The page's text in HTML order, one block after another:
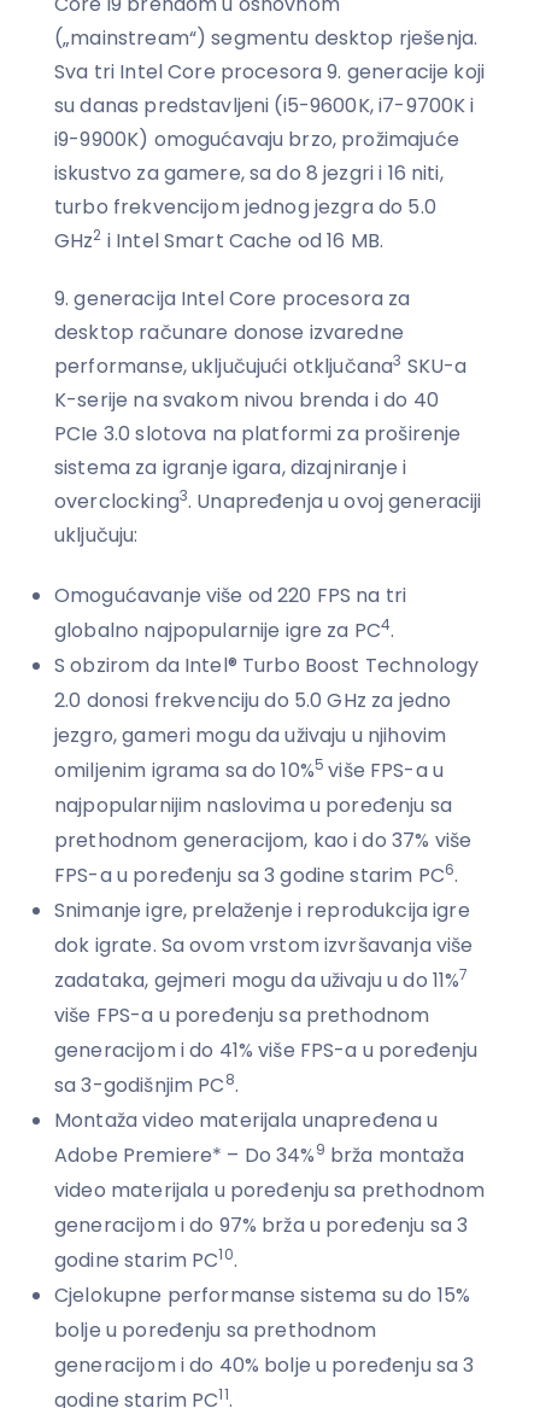
(„mainstream“) segmentu desktop rješenja.
Sva tri Intel Core procesora 9. generacije koji
su danas predstavljeni (i5-9600K, i7-9700K i
i9-9900K) omogućavaju brzo, prožimajuće
iskustvo za gamere, sa do 8 jezgri i 16 niti,
turbo frekvencijom jednog jezgra do 5.0
GHz2 i Intel Smart Cache od 16 MB.
9. generacija Intel Core procesora za
desktop računare donose izvaredne
performanse, uključujući otključana3 SKU-a
K-serije na svakom nivou brenda i do 40
PCIe 3.0 slotova na platformi za proširenje
sistema za igranje igara, dizajniranje i
overclocking3. Unapređenja u ovoj generaciji
uključuju:
Omogućavanje više od 220 FPS na tri
globalno najpopularnije igre za PC4.
S obzirom da Intel® Turbo Boost Technology
2.0 donosi frekvenciju do 5.0 GHz za jedno
jezgro, gameri mogu da uživaju u njihovim
omiljenim igrama sa do 10%5više FPS-a u
najpopularnijim naslovima u poređenju sa
prethodnom generacijom, kao i do 37% više
FPS-a u poređenju sa 3 godine starim PC6.
Snimanje igre, prelaženje i reprodukcija igre
dok igrate. Sa ovom vrstom izvršavanja više
zadataka, gejmeri mogu da uživaju u do 11%7
više FPS-a u poređenju sa prethodnom
generacijom i do 41% više FPS-a u poređenju
sa 3-godišnjim PC8.
Montaža video materijala unapređena u
Adobe Premiere* – Do 34%9 brža montaža
video materijala u poređenju sa prethodnom
generacijom i do 97% brža u poređenju sa 3
godine starim PC10.
Cjelokupne performanse sistema su do 15%
bolje u poređenju sa prethodnom
generacijom i do 40% bolje u poređenju sa 3
godine starim PC11.